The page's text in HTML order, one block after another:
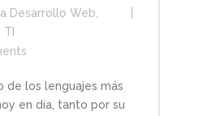
Desarrollo Web,
TI
de los lenguajes más
en día, tanto por su